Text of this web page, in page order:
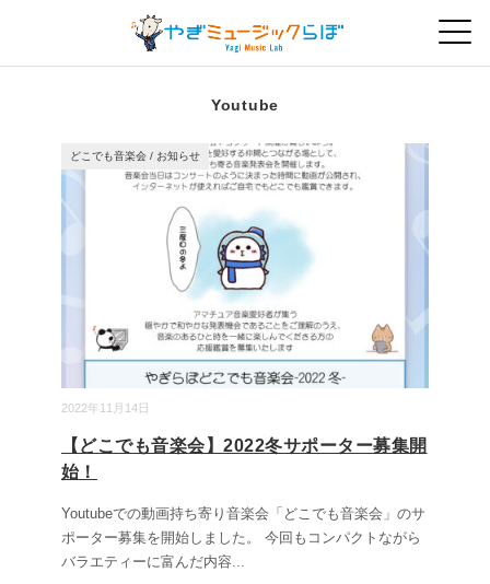
Youtube
2022年11月14日
どこでも音楽会 / お知らせ
【どこでも音楽会】2022冬サポーター募集開
始！
Youtubeでの動画持ち寄り音楽会「どこでも音楽会」のサ
ポーター募集を開始しました。 今回もコンパクトながら
バラエティーに富んだ内容...